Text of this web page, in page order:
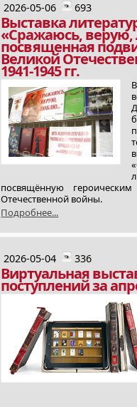
2026-05-06 693
Выставка
«Сражаюсь,
посвященная
Великой
1941-1945 гг.
посвящённую
Отечественной войны.
Подробнее...
2026-05-04 336
Виртуальная
поступлений за